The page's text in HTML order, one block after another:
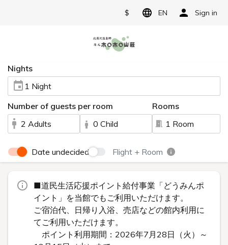
$ EN Sign in
Nights
1 Night
Number of guests per room
2 Adults
0 Child
Rooms
1 Room
Date undecided Flight + Room
■道民生活応援ポイント給付事業「どうみんポ
イント」を当館でもご利用いただけます。
ご宿泊代、日帰り入浴、売店などの館内利用に
てご利用いただけます。
ポイント利用期間：2026年7月28日（火）～